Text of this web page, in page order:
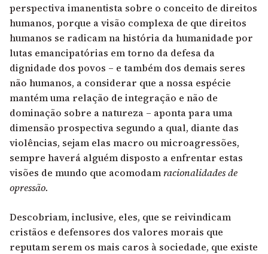
perspectiva imanentista sobre o conceito de direitos
humanos, porque a visão complexa de que direitos
humanos se radicam na história da humanidade por
lutas emancipatórias em torno da defesa da
dignidade dos povos – e também dos demais seres
não humanos, a considerar que a nossa espécie
mantém uma relação de integração e não de
dominação sobre a natureza – aponta para uma
dimensão prospectiva segundo a qual, diante das
violências, sejam elas macro ou microagressões,
sempre haverá alguém disposto a enfrentar estas
visões de mundo que acomodamracionalidades de
opressão.
Descobriam, inclusive, eles, que se reivindicam
cristãos e defensores dos valores morais que
reputam serem os mais caros à sociedade, que existe